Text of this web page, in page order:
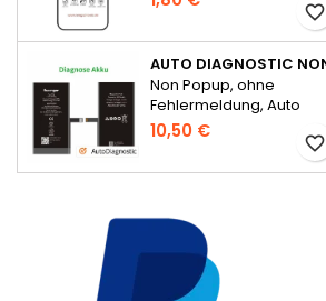
favorite_border
Non Popup, ohne
Fehlermeldung, Auto
Diagnostic
10,50 €
favorite_border